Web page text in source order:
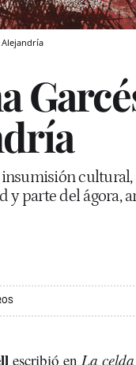
Alejandría
y parte del ágora,
escribió en La